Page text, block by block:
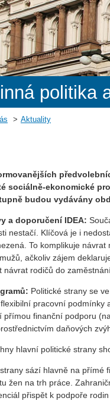
politika
Aktuality
sociálně-ekonomické
budou vydávány
a doporučení IDEA:
nestačí. Klíčová je i
To komplikuje
ačkoliv zájem
návrat rodičů do
Politické strany se
pracovní podmínky
přímou finanční podporu
daňových
hlavní politické strany
sází hlavně na přímé
žen na trh práce.
přispět k podpoře